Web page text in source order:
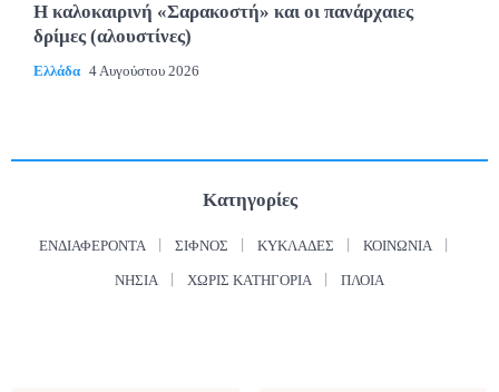
Η καλοκαιρινή «Σαρακοστή» και οι πανάρχαιες
δρίμες (αλουστίνες)
Ελλάδα 4 Αυγούστου 2026
Κατηγορίες
ΕΝΔΙΑΦΈΡΟΝΤΑ ΣΊΦΝΟΣ ΚΥΚΛΆΔΕΣ ΚΟΙΝΩΝΊΑ
ΝΗΣΙΆ ΧΩΡΊΣ ΚΑΤΗΓΟΡΊΑ ΠΛΟΊΑ